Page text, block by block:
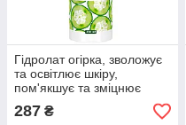
Гідролат огірка, зволожує
та освітлює шкіру,
пом'якшує та зміцнює
волосся, тонік 250 мл,
Біоактив
287 ₴